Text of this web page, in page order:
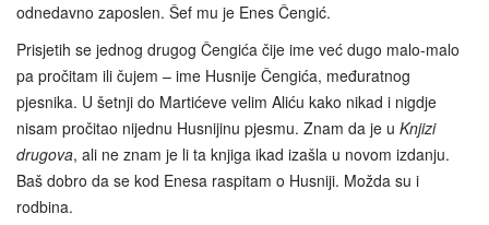
odnedavno zaposlen. Šef mu je Enes Čengić.
Prisjetih se jednog drugog Čengića čije ime već dugo malo-malo
pa pročitam ili čujem – ime Husnije Čengića, međuratnog
pjesnika. U šetnji do Martićeve velim Aliću kako nikad i nigdje
nisam pročitao nijednu Husnijinu pjesmu. Znam da je u Knjizi
drugova, ali ne znam je li ta knjiga ikad izašla u novom izdanju.
Baš dobro da se kod Enesa raspitam o Husniji. Možda su i
rodbina.